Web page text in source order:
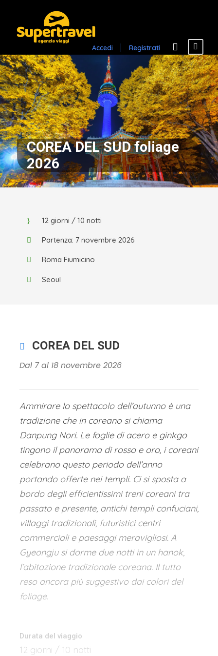
Accedi Registrati
COREA DEL SUD foliage
2026
12 giorni / 10 notti
Partenza: 7 novembre 2026
Roma Fiumicino
Seoul
COREA DEL SUD
Dal 7 al 18 novembre 2026
Ammirare lo spettacolo dell’autunno è una
tradizione che in coreano si chiama
Danpung Nori. Le foglie di acero e ginkgo
tingono il panorama di rosso e oro, i coreani
celebrano questo periodo dell’anno
portando offerte nei templi. Ci si sposta a
bordo degli efficientissimi treni coreani tra
passato e presente, antichi templi confuciani,
villaggi tradizionali, futuristici centri
commerciali e paesaggi meravigliosi. A
Gyeongju si dorme due notti in un hanok,
l’abitazione tradizionale coreana. Il tutto
reso ancora più suggestivo dai colori del
foliage.
Durata del viaggio
12 giorni / 10 notti